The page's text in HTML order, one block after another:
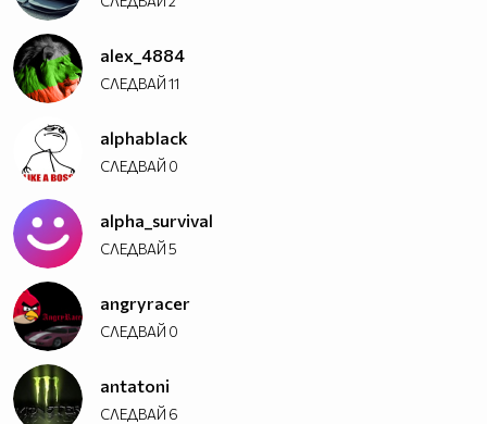
alex_4884
СЛЕДВАЙ11
alphablack
СЛЕДВАЙ 0
alpha_survival
СЛЕДВАЙ5
angryracer
СЛЕДВАЙ 0
antatoni
СЛЕДВАЙ 6